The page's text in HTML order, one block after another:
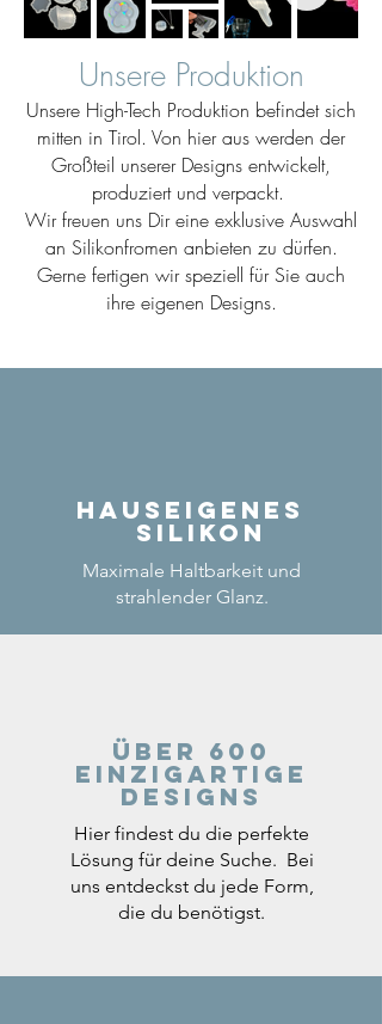
Unsere Produktion
Unsere High-Tech Produktion befindet sich
mitten in Tirol. Von hier aus werden der
Großteil unserer Designs entwickelt,
produziert und verpackt.
Wir freuen uns Dir eine exklusive Auswahl
an Silikonfromen anbieten zu dürfen.
Gerne fertigen wir speziell für Sie auch
ihre eigenen Designs.
Hauseigenes
Silikon
Maximale Haltbarkeit und
strahlender Glanz.
Über 600
einzigartige
Designs
Hier findest du die perfekte
Lösung für deine Suche. Bei
uns entdeckst du jede Form,
die du benötigst.